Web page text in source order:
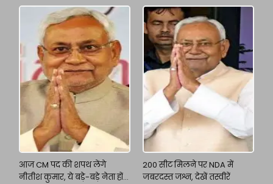
आज CM पद की शपथ लेंगे
नीतीश कुमार, ये बड़े-बड़े नेता होंगे
200 सीट मिलने पर NDA में
जबरदस्त जश्न, देखें तस्वीरें